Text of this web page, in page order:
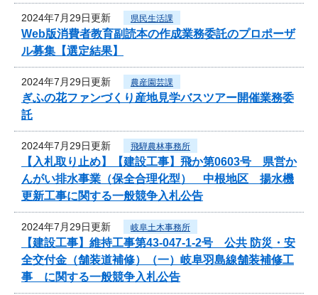
2024年7月29日更新 県民生活課
Web版消費者教育副読本の作成業務委託のプロポーザ
ル募集【選定結果】
2024年7月29日更新 農産園芸課
ぎふの花ファンづくり産地見学バスツアー開催業務委
託
2024年7月29日更新 飛騨農林事務所
【入札取り止め】【建設工事】飛か第0603号 県営か
んがい排水事業（保全合理化型） 中根地区 揚水機
更新工事に関する一般競争入札公告
2024年7月29日更新 岐阜土木事務所
【建設工事】維持工事第43-047-1-2号 公共 防災・安
全交付金（舗装道補修）（一）岐阜羽島線舗装補修工
事 に関する一般競争入札公告